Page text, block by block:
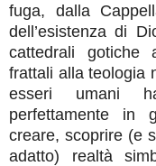
fuga, dalla
dell’esistenza di
cattedrali gotiche
frattali alla teologia
esseri umani
perfettamente in
creare, scoprire (e
adatto) realtà